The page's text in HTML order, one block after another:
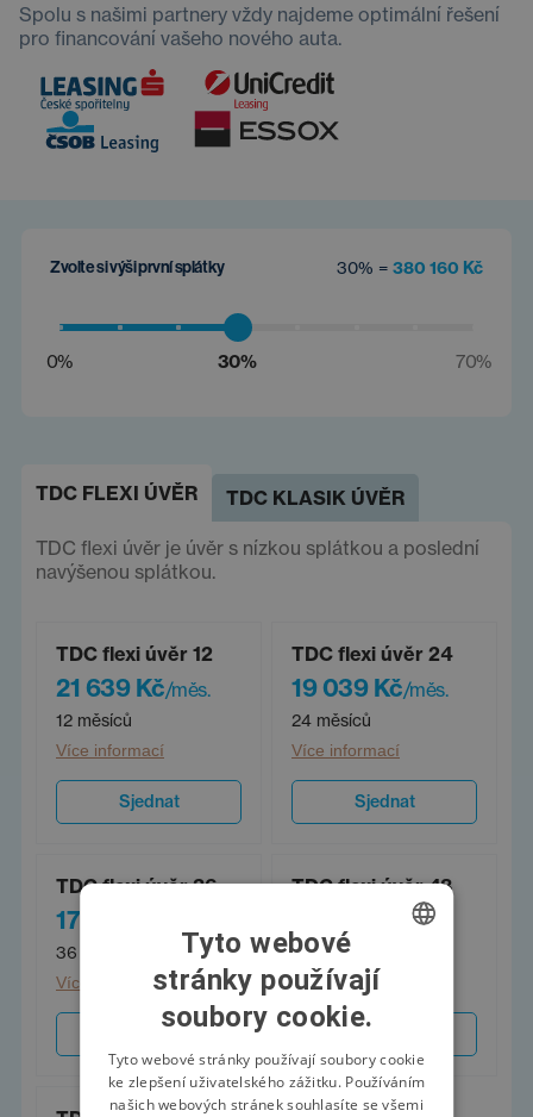
Spolu s našimi partnery vždy najdeme optimální řešení
pro financování vašeho nového auta.
Zvolte si výši první splátky 30% = 380 160 Kč
0% 30% 70%
TDC FLEXI ÚVĚR TDC KLASIK ÚVĚR
TDC flexi úvěr je úvěr s nízkou splátkou a poslední
navýšenou splátkou.
TDC flexi úvěr 12
21 639 Kč/měs.
12 měsíců
Více informací
Sjednat
TDC flexi úvěr 24
19 039 Kč/měs.
24 měsíců
Více informací
Sjednat
TDC flexi úvěr 36
17 088 Kč
36 měsíců
Více informací
TDC flexi úvěr 48
/měs.
48 měsíců
Více informací
CZECH
SWEDISH
POLISH
GERMAN
Tyto webové
stránky používají
soubory cookie.
Tyto webové stránky používají soubory cookie
ke zlepšení uživatelského zážitku. Používáním
našich webových stránek souhlasíte se všemi